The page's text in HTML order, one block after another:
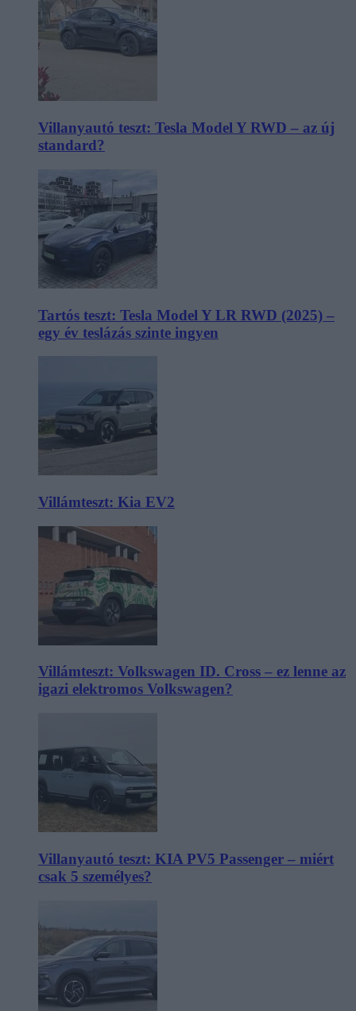
Villanyautó teszt: Tesla Model Y RWD – az új
standard?
Tartós teszt: Tesla Model Y LR RWD (2025) –
egy év teslázás szinte ingyen
Villámteszt: Kia EV2
Villámteszt: Volkswagen ID. Cross – ez lenne az
igazi elektromos Volkswagen?
Villanyautó teszt: KIA PV5 Passenger – miért
csak 5 személyes?